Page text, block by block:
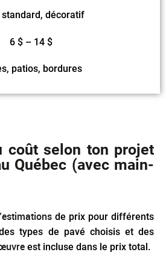
standard, décoratif
6 $ – 14 $
patios, bordures
coût selon ton projet
Québec (avec main-
de prix pour différents
types de pavé choisis et des
est incluse dans le prix total.